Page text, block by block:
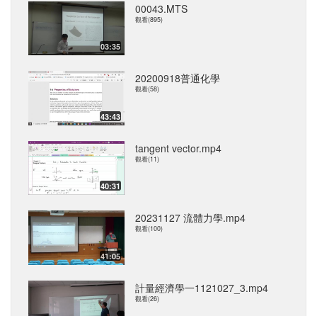
03:35
00043.MTS
觀看(895)
43:43
20200918普通化學
觀看(58)
40:31
tangent vector.mp4
觀看(11)
41:05
20231127 流體力學.mp4
觀看(100)
計量經濟學一1121027_3.mp4
觀看(26)